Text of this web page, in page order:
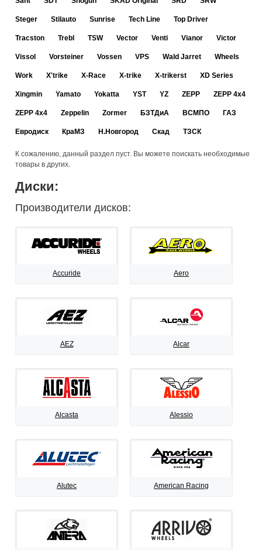
Steger Stilauto Sunrise Tech Line Top Driver
Tracston Trebl TSW Vector Venti Vianor Victor
Vissol Vorsteiner Vossen VPS Wald Jarret Wheels
Work X'trike X-Race X-trike X-trikerst XD Series
Xingmin Yamato Yokatta YST YZ ZEPP ZEPP 4x4
ZEPP 4х4 Zeppelin Zormer БЗТДиА ВСМПО ГАЗ
Евродиск КраМЗ Н.Новгород Скад ТЗСК
К сожалению, данный раздел пуст. Вы можете поискать необходимые
товары в других.
Диски:
Производители дисков:
Accuride Aero
AEZ Alcar
Alcasta Alessio
Alutec American Racing